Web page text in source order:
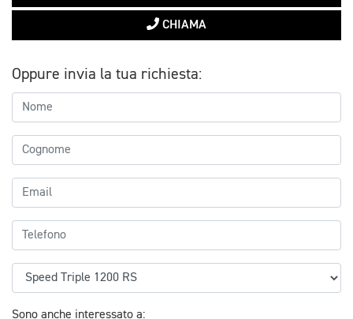
CHIAMA
Oppure invia la tua richiesta:
Sono anche interessato a: